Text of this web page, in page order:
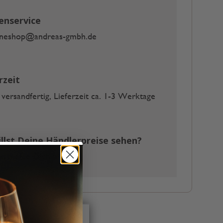
gmbh.de
Lieferzeit ca. 1-3 Werktage
Deine Händlerpreise sehen?
melde Dich hier an